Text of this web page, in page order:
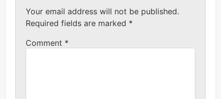
Your email address will not be published.
Required fields are marked *
Comment *